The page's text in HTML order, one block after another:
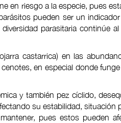
en riesgo a la especie, pues
pueden ser un
parasitaria continúe
castarrica) en las
en especial donde
y también pez cíclido,
su estabilidad, situación
pues estos pueden